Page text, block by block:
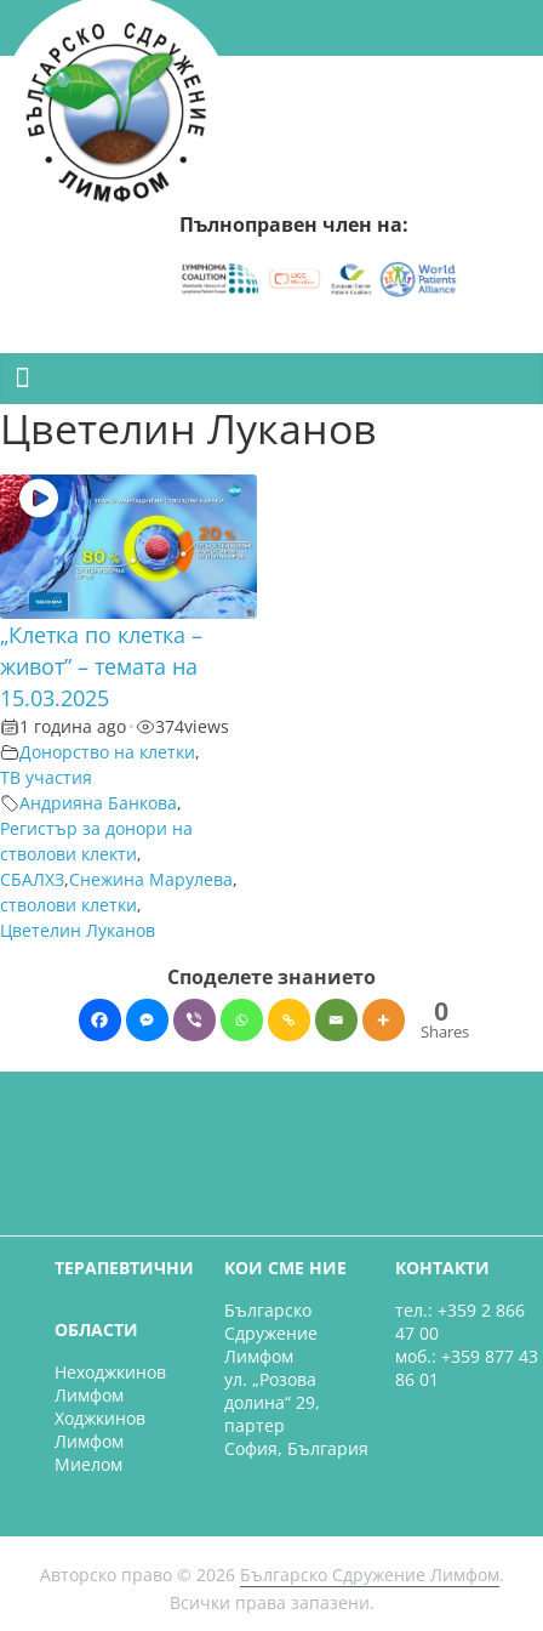
to
content
Българско
Сдружение
Лимфом
Сдружение
Лимфом
Пълноправен член на:
Цветелин Луканов
„Клетка по клетка –
живот” – темата на
15.03.2025
1 година ago• 374views
Донорство на клетки,
ТВ участия
Андрияна Банкова,
Регистър за донори на
стволови клекти,
СБАЛХЗ,Снежина Марулева,
стволови клетки,
Цветелин Луканов
Споделете знанието
0
Shares
ТЕРАПЕВТИЧНИ
ОБЛАСТИ
Неходжкинов
Лимфом
Ходжкинов
Лимфом
Миелом
КОИ СМЕ НИЕ
Българско
Сдружение
Лимфом
ул. „Розова
долина“ 29,
партер
София, България
КОНТАКТИ
тел.: +359 2 866
47 00
моб.: +359 877 43
86 01
Авторско право © 2026 Българско Сдружение Лимфом.
Всички права запазени.